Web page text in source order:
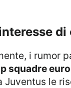
squadre
Juventus le